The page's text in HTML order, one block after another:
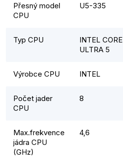
Přesný model
CPU
U5-335
Typ CPU
INTEL CORE
ULTRA 5
Výrobce CPU INTEL
Počet jader
CPU
8
Max.frekvence
jádra CPU
(GHz)
4,6